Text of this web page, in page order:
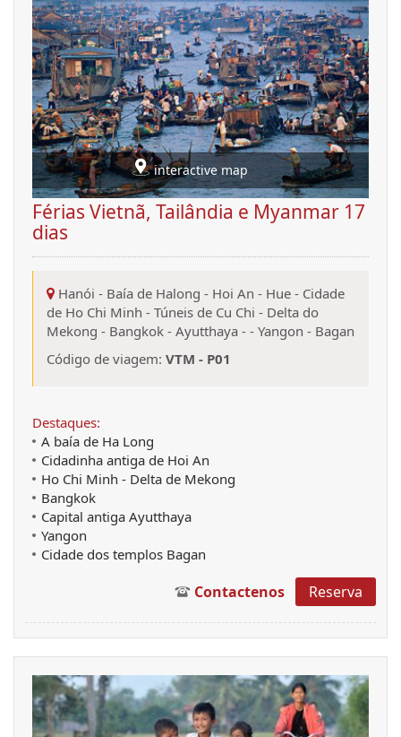
interactive map
Férias Vietnã, Tailândia e Myanmar 17
dias
Hanói - Baía de Halong - Hoi An - Hue - Cidade
de Ho Chi Minh - Túneis de Cu Chi - Delta do
Mekong - Bangkok - Ayutthaya - - Yangon - Bagan
Código de viagem: VTM - P01
Destaques:
A baía de Ha Long
Cidadinha antiga de Hoi An
Ho Chi Minh - Delta de Mekong
Bangkok
Capital antiga Ayutthaya
Yangon
Cidade dos templos Bagan
Contactenos Reserva